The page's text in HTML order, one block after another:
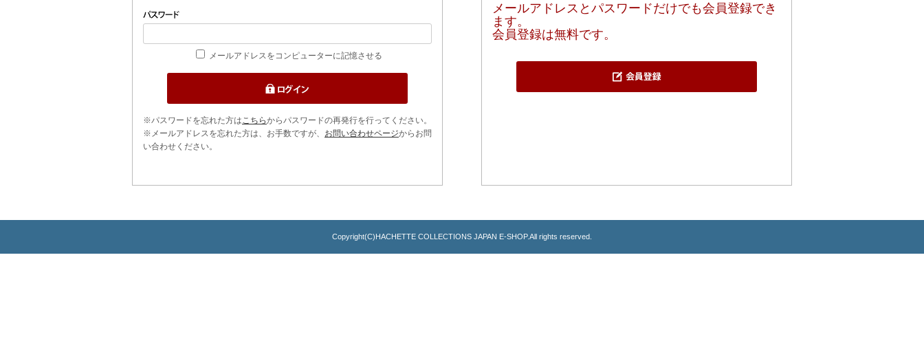
メールアドレスをコンピューターに記憶させる
※パスワードを忘れた方はこちらからパスワードの再発行を行ってください。
※メールアドレスを忘れた方は、お手数ですが、 お問い合わせページからお問
い合わせください。
メールアドレスとパスワードだけでも会員登録でき
ます。
会員登録は無料です。
Copyright(C)HACHETTE COLLECTIONS JAPAN E-SHOP.All rights reserved.